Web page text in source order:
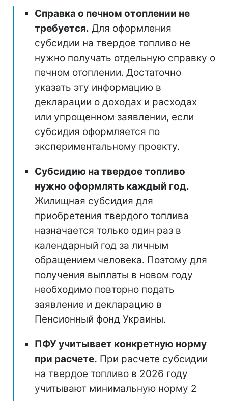
Справка о печном отоплении не
требуется. Для оформления
субсидии на твердое топливо не
нужно получать отдельную справку о
печном отоплении. Достаточно
указать эту информацию в
декларации о доходах и расходах
или упрощенном заявлении, если
субсидия оформляется по
экспериментальному проекту.
Субсидию на твердое топливо
нужно оформлять каждый год.
Жилищная субсидия для
приобретения твердого топлива
назначается только один раз в
календарный год за личным
обращением человека. Поэтому для
получения выплаты в новом году
необходимо повторно подать
заявление и декларацию в
Пенсионный фонд Украины.
ПФУ учитывает конкретную норму
при расчете. При расчете субсидии
на твердое топливо в 2026 году
учитывают минимальную норму 2